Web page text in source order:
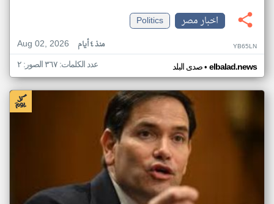
اخبار مصر
Politics
Aug 02, 2026
منذ ٤ أيام YB65LN
صدى البلد• elbalad.news عدد الكلمات: ٣٦٧ الصور: ٢